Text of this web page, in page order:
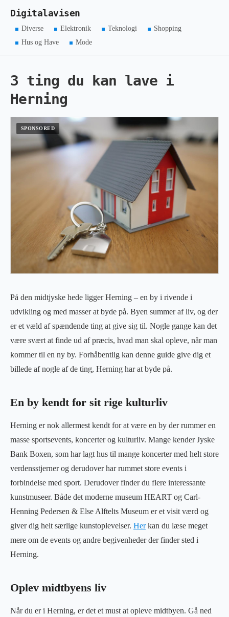
Digitalavisen
Diverse Elektronik Teknologi
Shopping
Hus og Have
Mode
3 ting du kan lave i
Herning
På den midtjyske hede ligger Herning – en by i rivende i
udvikling og med masser at byde på. Byen summer af liv, og der
er et væld af spændende ting at give sig til. Nogle gange kan det
være svært at finde ud af præcis, hvad man skal opleve, når man
kommer til en ny by. Forhåbentlig kan denne guide give dig et
billede af nogle af de ting, Herning har at byde på.
En by kendt for sit rige kulturliv
Herning er nok allermest kendt for at være en by der rummer en
masse sportsevents, koncerter og kulturliv. Mange kender Jyske
Bank Boxen, som har lagt hus til mange koncerter med helt store
verdensstjerner og derudover har rummet store events i
forbindelse med sport. Derudover finder du flere interessante
kunstmuseer. Både det moderne museum HEART og Carl-
Henning Pedersen & Else Alftelts Museum er et visit værd og
giver dig helt særlige kunstoplevelser. Herkan du læse meget
mere om de events og andre begivenheder der finder sted i
Herning.
Oplev midtbyens liv
Når du er i Herning, er det et must at opleve midtbyen. Gå ned